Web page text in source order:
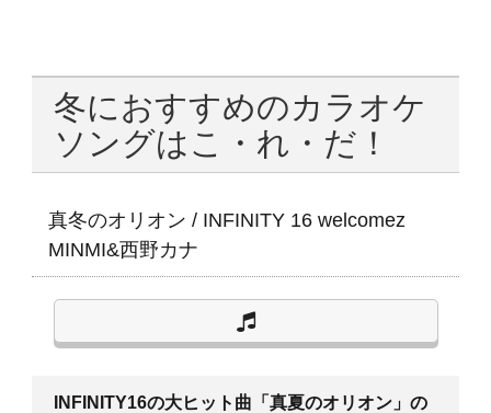
冬におすすめのカラオケ
ソングはこ・れ・だ！
真冬のオリオン / INFINITY 16 welcomez
MINMI&西野カナ
INFINITY16の大ヒット曲「真夏のオリオン」の